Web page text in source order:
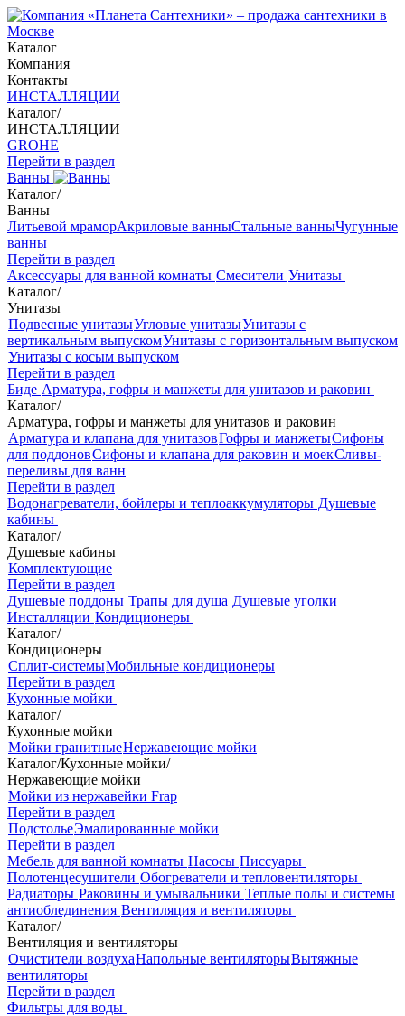
Каталог
Компания
Контакты
ИНСТАЛЛЯЦИИ
Каталог/
ИНСТАЛЛЯЦИИ
GROHE
Перейти в раздел
Ванны
Каталог/
Ванны
Литьевой мраморАкриловые ванныСтальные ванныЧугунные
ванны
Перейти в раздел
Аксессуары для ванной комнаты Смесители Унитазы
Каталог/
Унитазы
Подвесные унитазыУгловые унитазыУнитазы с
вертикальным выпускомУнитазы с горизонтальным выпуском
Унитазы с косым выпуском
Перейти в раздел
Биде Арматура, гофры и манжеты для унитазов и раковин
Каталог/
Арматура, гофры и манжеты для унитазов и раковин
Арматура и клапана для унитазовГофры и манжетыСифоны
для поддоновСифоны и клапана для раковин и моекСливы-
переливы для ванн
Перейти в раздел
Водонагреватели, бойлеры и теплоаккумуляторы Душевые
кабины
Каталог/
Душевые кабины
Комплектующие
Перейти в раздел
Душевые поддоны Трапы для душа Душевые уголки
Инсталляции Кондиционеры
Каталог/
Кондиционеры
Сплит-системыМобильные кондиционеры
Перейти в раздел
Кухонные мойки
Каталог/
Кухонные мойки
Мойки гранитныеНержавеющие мойки
Каталог/Кухонные мойки/
Нержавеющие мойки
Мойки из нержавейки Frap
Перейти в раздел
ПодстольеЭмалированные мойки
Перейти в раздел
Мебель для ванной комнаты Насосы Писсуары
Полотенцесушители Обогреватели и тепловентиляторы
Радиаторы Раковины и умывальники Теплые полы и системы
антиоблединения Вентиляция и вентиляторы
Каталог/
Вентиляция и вентиляторы
Очистители воздухаНапольные вентиляторыВытяжные
вентиляторы
Перейти в раздел
Фильтры для воды